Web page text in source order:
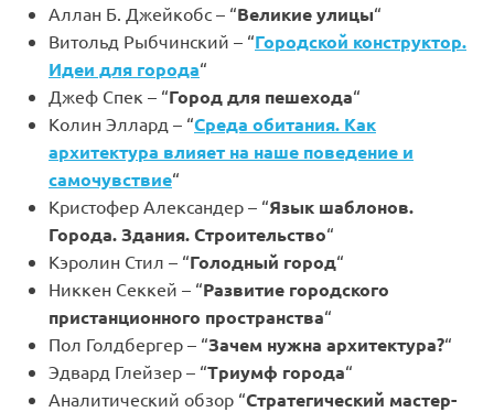
Аллан Б. Джейкобс – “Великие улицы“
Витольд Рыбчинский – “Городской конструктор.
Идеи для города“
Джеф Спек – “Город для пешехода“
Колин Эллард – “Среда обитания. Как
архитектура влияет на наше поведение и
самочувствие“
Кристофер Александер – “Язык шаблонов.
Города. Здания. Строительство“
Кэролин Стил – “Голодный город“
Никкен Секкей – “Развитие городского
пристанционного пространства“
Пол Голдбергер – “Зачем нужна архитектура?“
Эдвард Глейзер – “Триумф города“
Аналитический обзор “Стратегический мастер-